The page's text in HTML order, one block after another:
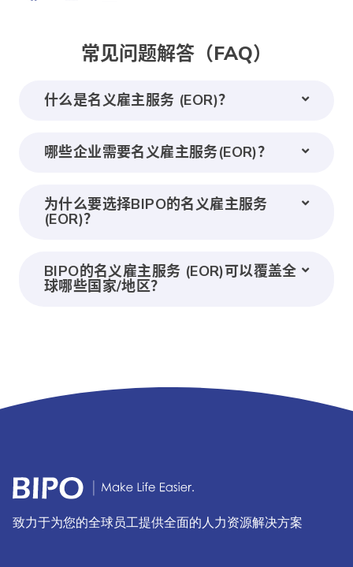
常见问题解答（FAQ）
什么是名义雇主服务 (EOR)？
哪些企业需要名义雇主服务(EOR)？
为什么要选择BIPO的名义雇主服务
(EOR)？
BIPO的名义雇主服务 (EOR)可以覆盖全
球哪些国家/地区？
致力于为您的全球员工提供全面的人力资源解决方案